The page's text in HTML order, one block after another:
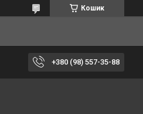
Кошик
+380 (98) 557-35-88